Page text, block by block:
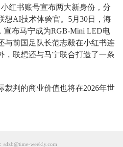
红书账号宣布两大新身份，分
想AI技术体验官。5月30日，海
宣布马宁成为RGB-Mini LED电
与前国足队长范志毅在小红书连
，联想还与马宁联合打造了一条
裁判的商业价值也将在2026年世
sdzb@time-weekly.com